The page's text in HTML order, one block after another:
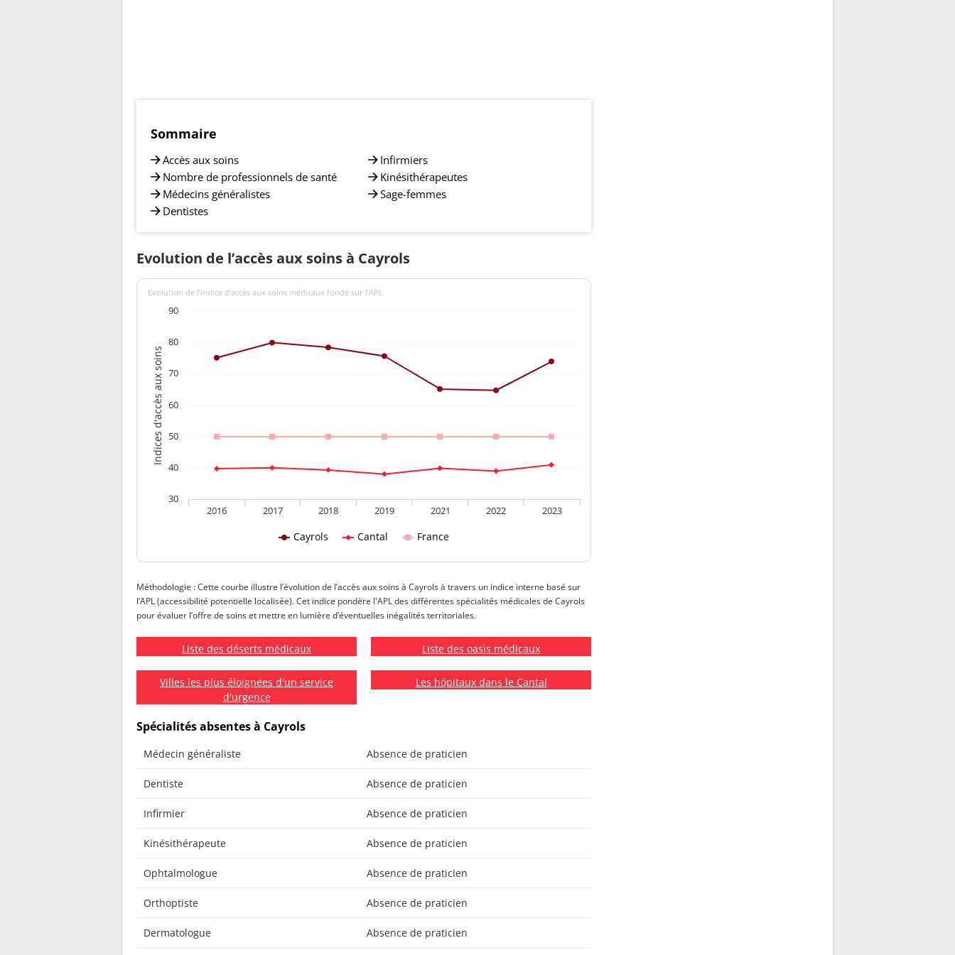
Sommaire
Accès aux soins
Nombre de professionnels de santé
Médecins généralistes
Dentistes
Infirmiers
Kinésithérapeutes
Sage-femmes
Evolution de l’accès aux soins à Cayrols
Indices d'accès aux soins
Evolution de l’indice d’accès aux soins médicaux fondé sur l'APL
Cayrols Cantal France
2016 2017 2018 2019 2021 2022 2023
30
40
50
60
70
80
90
Méthodologie : Cette courbe illustre l’évolution de l’accès aux soins à Cayrols à travers un indice interne basé sur
l’APL (accessibilité potentielle localisée). Cet indice pondère l'APL des différentes spécialités médicales de Cayrols
pour évaluer l’offre de soins et mettre en lumière d’éventuelles inégalités territoriales.
Liste des déserts médicaux Liste des oasis médicaux
Villes les plus éloignées d'un service
d'urgence
Les hôpitaux dans le Cantal
Spécialités absentes à Cayrols
Médecin généraliste Absence de praticien
Dentiste Absence de praticien
Infirmier Absence de praticien
Kinésithérapeute Absence de praticien
Ophtalmologue Absence de praticien
Orthoptiste Absence de praticien
Dermatologue Absence de praticien